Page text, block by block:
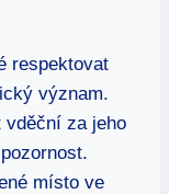
respektovat
význam.
vděční za jeho
místo ve